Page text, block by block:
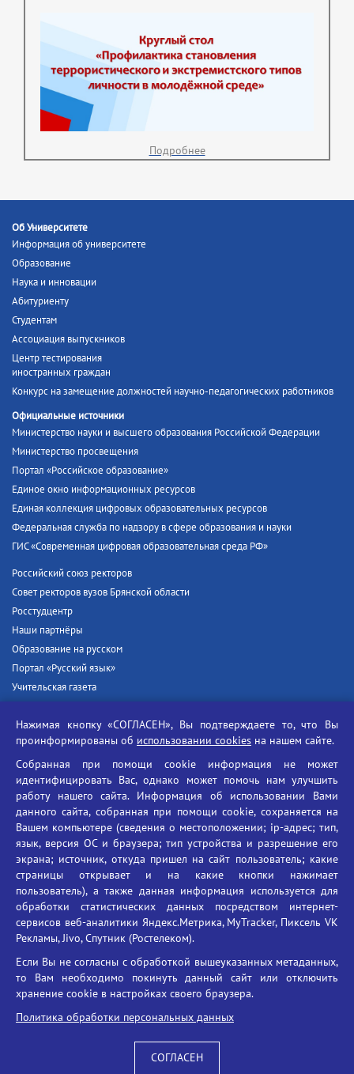
Подробнее
Об Университете
Информация об университете
Образование
Наука и инновации
Абитуриенту
Студентам
Ассоциация выпускников
Центр тестирования
иностранных граждан
Конкурс на замещение должностей научно-педагогических работников
Официальные источники
Министерство науки и высшего образования Российской Федерации
Министерство просвещения
Портал «Российское образование»
Единое окно информационных ресурсов
Единая коллекция цифровых образовательных ресурсов
Федеральная служба по надзору в сфере образования и науки
ГИС «Современная цифровая образовательная среда РФ»
Российский союз ректоров
Совет ректоров вузов Брянской области
Росстудцентр
Наши партнёры
Образование на русском
Портал «Русский язык»
Учительская газета
Единый портал государственных услуг
Противодействие угрозам информационной безопасности
Социальные ролики - Генеральная прокуратура РФ
Противодействие коррупции
БГУ против наркотиков
Брянский государственный университет
имени академика И.Г. Петровского
Время работы: пн-пт 09:00-18:00
E-mail: bryanskgu@mail.ru
Телефон: +7(4832)58-90-85
Вход
Нажимая кнопку «СОГЛАСЕН», Вы подтверждаете то, что Вы
проинформированы об использовании cookies на нашем сайте.
Собранная при помощи cookie информация не может
идентифицировать Вас, однако может помочь нам улучшить
работу нашего сайта. Информация об использовании Вами
данного сайта, собранная при помощи cookie, сохраняется на
Вашем компьютере (сведения о местоположении; ip-адрес; тип,
язык, версия ОС и браузера; тип устройства и разрешение его
экрана; источник, откуда пришел на сайт пользователь; какие
страницы открывает и на какие кнопки нажимает
пользователь), а также данная информация используется для
обработки статистических данных посредством интернет-
сервисов веб-аналитики Яндекс.Метрика, MyTracker, Пиксель VK
Рекламы, Jivo, Спутник (Ростелеком).
Если Вы не согласны с обработкой вышеуказанных метаданных,
то Вам необходимо покинуть данный сайт или отключить
хранение cookie в настройках своего браузера.
Политика обработки персональных данных
СОГЛАСЕН